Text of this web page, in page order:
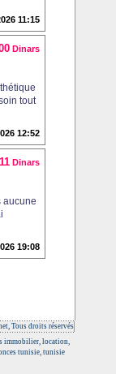
11:15
Dinars
tout
12:52
Dinars
aucune
19:08
Tous droits réservés
immobilier, location,
tunisie, tunisie